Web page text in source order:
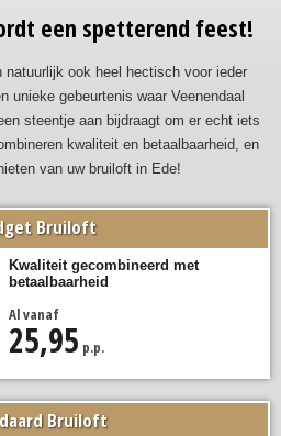
een spetterend feest!
ook heel hectisch voor ieder
unieke gebeurtenis waar Veenendaal
steentje aan bijdraagt om er echt iets
kwaliteit en betaalbaarheid, en
van uw bruiloft in Ede!
Bruiloft
Kwaliteit gecombineerd met
betaalbaarheid
Al vanaf
25,95 p.p.
Bruiloft